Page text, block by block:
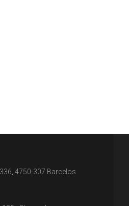
4750-307 Barcelos